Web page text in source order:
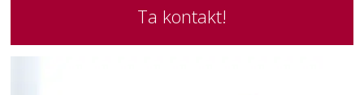
Ta kontakt!